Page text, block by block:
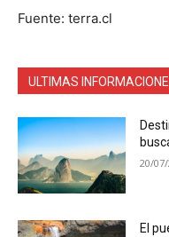
Fuente: terra.cl
ULTIMAS
20/
El